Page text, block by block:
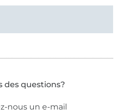
des questions?
nous un e-mail